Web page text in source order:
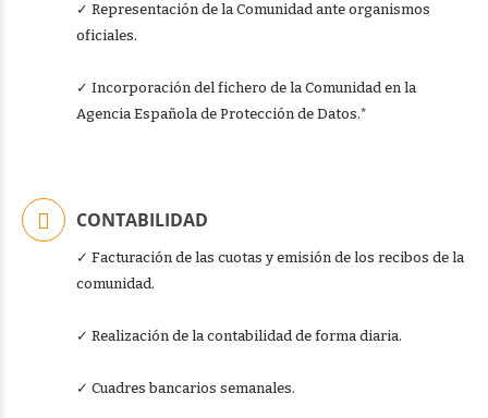
✓ Representación de la Comunidad ante organismos
oficiales.
✓ Incorporación del fichero de la Comunidad en la
Agencia Española de Protección de Datos.*
CONTABILIDAD
✓ Facturación de las cuotas y emisión de los recibos de la
comunidad.
✓ Realización de la contabilidad de forma diaria.
✓ Cuadres bancarios semanales.